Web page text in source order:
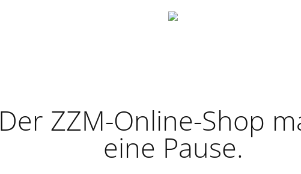
Der ZZM-Online-Shop
eine Pause.